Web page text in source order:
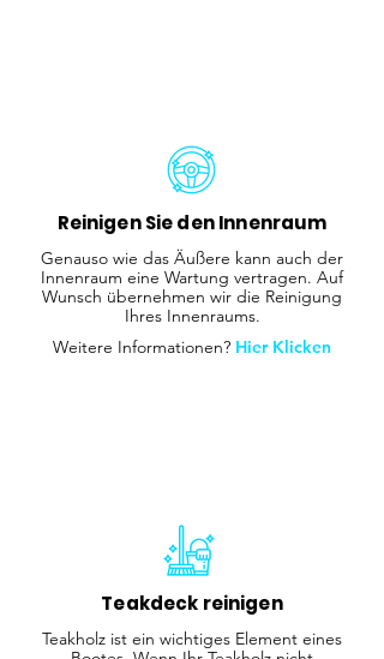
Reinigen Sie den Innenraum
Genauso wie das Äußere kann auch der
Innenraum eine Wartung vertragen. Auf
Wunsch übernehmen wir die Reinigung
Ihres Innenraums.
Weitere Informationen? Hier Klicken
Teakdeck reinigen
Teakholz ist ein wichtiges Element eines